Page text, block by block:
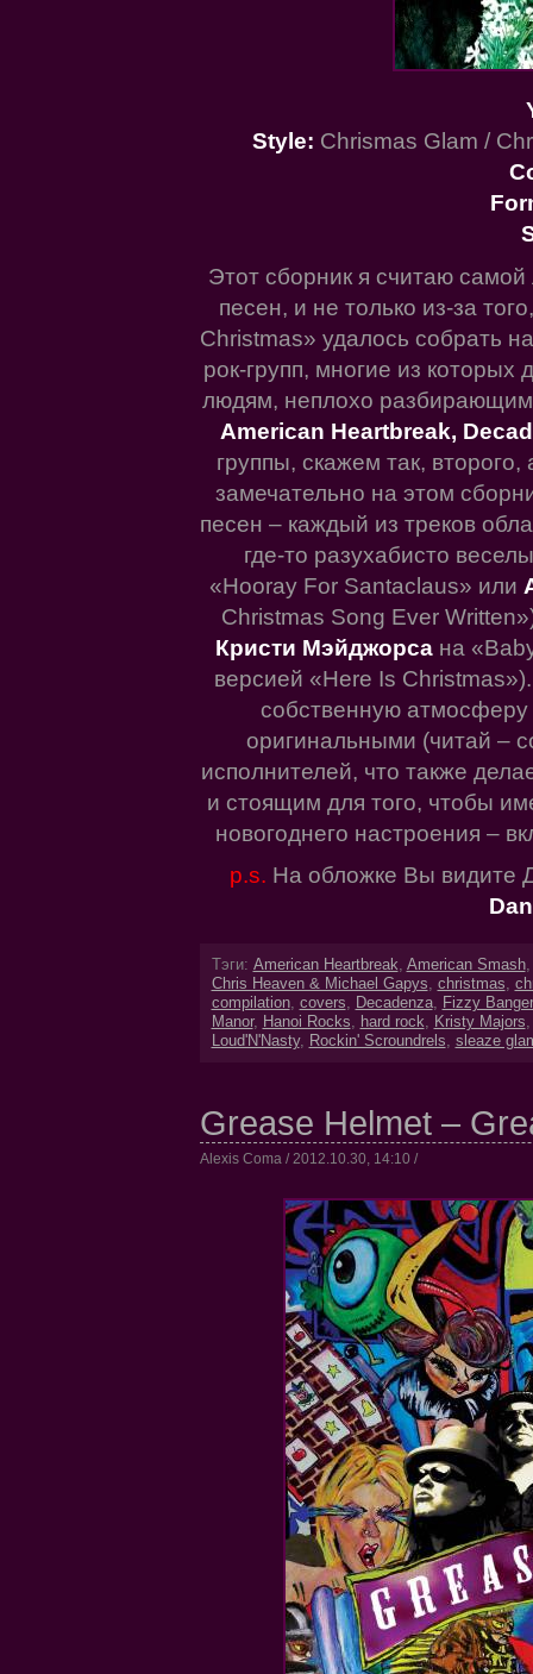
Style: Chrismas Glam /
Этот сборник я считаю
песен, и не только из-за
Christmas» удалось собрать
рок-групп, многие из
людям, неплохо
American Heartbreak,
группы, скажем так,
замечательно на этом
песен – каждый из треков
где-то разухабисто
«Hooray For Santaclaus» или
Christmas Song Ever
Кристи Мэйджорса на
версией «Here Is
собственную атмосферу
оригинальными (читай –
исполнителей, что также
и стоящим для того, чтобы
новогоднего настроения –
p.s. На обложке Вы видите
Тэги: American Heartbreak American Smash
Chris Heaven & Michael Gapys
christmas
compilation, covers Decadenza,
Fizzy
Manor, Hanoi Rocks hard rock Kristy Majors
Loud'N'Nasty, Rockin' Scroundrels sleaze
Grease Helmet –
Alexis Coma / 2012.10.30, 14:10 /